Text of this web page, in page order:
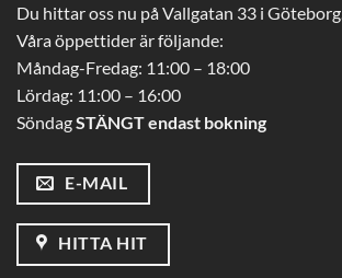
Du hittar oss nu på Vallgatan 33 i Göteborg.
Våra öppettider är följande:
Måndag-Fredag: 11:00 – 18:00
Lördag: 11:00 – 16:00
SöndagSTÄNGT endast bokning
E-MAIL
HITTA HIT